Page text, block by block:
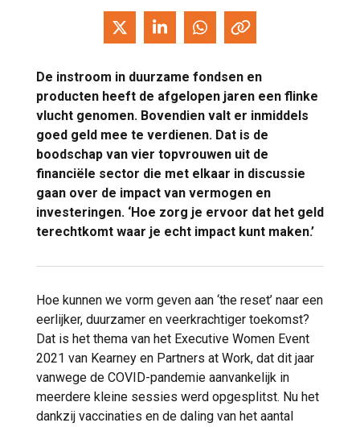
De instroom in duurzame fondsen en
producten heeft de afgelopen jaren een flinke
vlucht genomen. Bovendien valt er inmiddels
goed geld mee te verdienen. Dat is de
boodschap van vier topvrouwen uit de
financiële sector die met elkaar in discussie
gaan over de impact van vermogen en
investeringen. ‘Hoe zorg je ervoor dat het geld
terechtkomt waar je echt impact kunt maken.’
Hoe kunnen we vorm geven aan ‘the reset’ naar een
eerlijker, duurzamer en veerkrachtiger toekomst?
Dat is het thema van het Executive Women Event
2021 van Kearney en Partners at Work, dat dit jaar
vanwege de COVID-pandemie aanvankelijk in
meerdere kleine sessies werd opgesplitst. Nu het
dankzij vaccinaties en de daling van het aantal